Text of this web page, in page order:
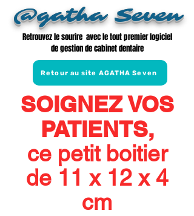
@gatha Seven
Retrouvez le sourire avec le tout premier logiciel
de gestion de cabinet dentaire
Retour au site AGATHA Seven
SOIGNEZ VOS
PATIENTS,
ce petit boitier
de 11 x 12 x 4
cm